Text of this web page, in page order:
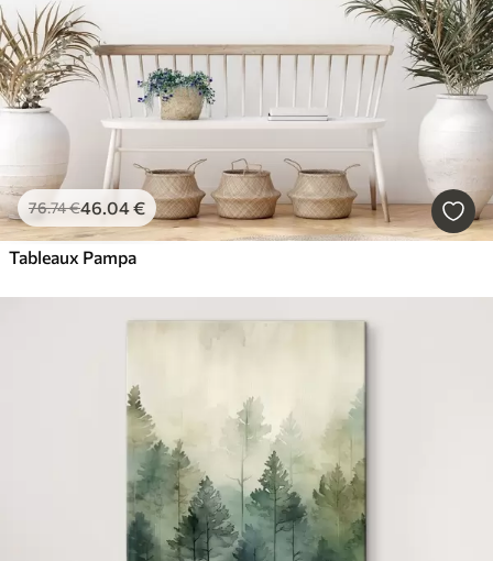
76.74€46.04€
Tableaux Pampa